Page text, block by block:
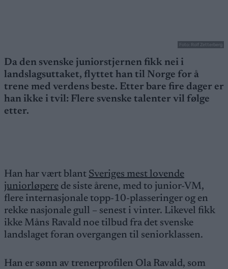
Foto: Rolf Zetterberg
Da den svenske juniorstjernen fikk nei i
landslagsuttaket, flyttet han til Norge for å
trene med verdens beste. Etter bare fire dager er
han ikke i tvil: Flere svenske talenter vil følge
etter.
Han har vært blant Sveriges mest lovende
juniorløpere de siste årene, med to junior-VM,
flere internasjonale topp-10-plasseringer og en
rekke nasjonale gull – senest i vinter. Likevel fikk
ikke Måns Ravald noe tilbud fra det svenske
landslaget foran overgangen til seniorklassen.
Han er sønn av trenerprofilen Ola Ravald, som